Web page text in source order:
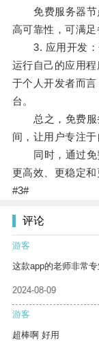
免费服务器节
高可靠性，可满足
3. 应用开发：
运行自己的应用
于个人开发者而
台。
总之，免费服
间，让用户专注于
同时，通过免
更高效、更稳定和
#3#
评论
游客
这款app的老师非常
2024-08-09
游客
超棒啊 好用